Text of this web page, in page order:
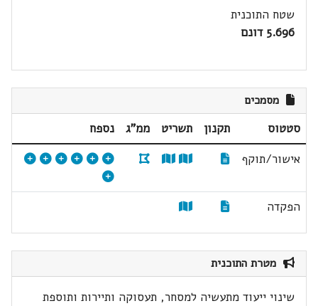
שטח התוכנית
5.696 דונם
מסמכים
סטטוס תקנון תשריט ממ"ג
נספח
אישור/תוקף
הפקדה
מטרת התוכנית
שינוי ייעוד מתעשיה למסחר, תעסוקה ותיירות ותוספת